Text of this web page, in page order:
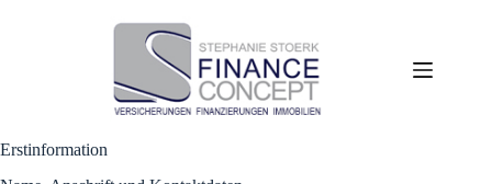
Erstinformation